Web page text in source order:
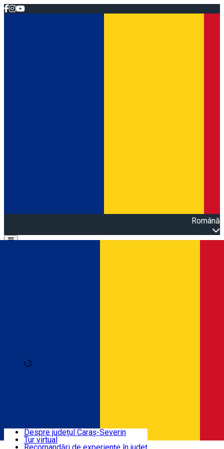
Română
Open main menu
Trasee turistice
Despre județul Caraș-Severin
Tur virtual